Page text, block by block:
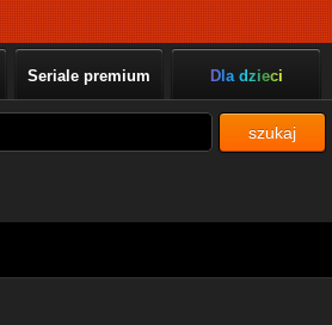
Seriale premium Dla dzieci
szukaj